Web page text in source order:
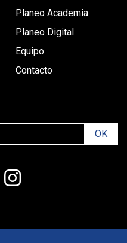
Planeo Academia
Planeo Digital
Equipo
Contacto
OK